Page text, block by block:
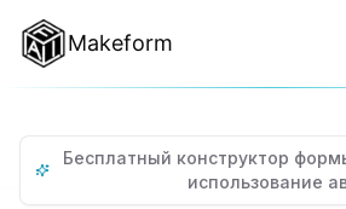
Makeform
ОСОБЕННОСТИ
ШАБЛОНЫ
Бесплатный конструктор
использование